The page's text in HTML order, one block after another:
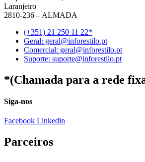
Laranjeiro
2810-236 – ALMADA
(+351) 21 250 11 22*
Geral: geral@inforestilo.pt
Comercial: geral@inforestilo.pt
Suporte: suporte@inforestilo.pt
*(Chamada para a rede
Siga-nos
Facebook Linkedin
Parceiros